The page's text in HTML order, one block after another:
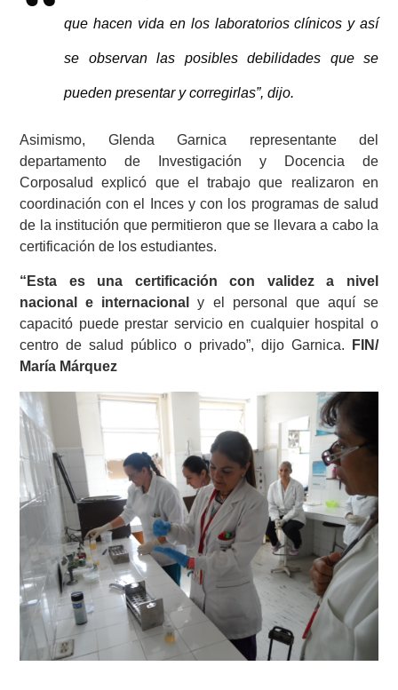
que hacen vida en los laboratorios clínicos y así
se observan las posibles debilidades que se
pueden presentar y corregirlas”, dijo.
Asimismo, Glenda Garnica representante del
departamento de Investigación y Docencia de
Corposalud explicó que el trabajo que realizaron en
coordinación con el Inces y con los programas de salud
de la institución que permitieron que se llevara a cabo la
certificación de los estudiantes.
“Esta es una certificación con validez a nivel
nacional e internacional
y el personal que aquí se
capacitó puede prestar servicio en cualquier hospital o
centro de salud público o privado”, dijo Garnica.
FIN/
María Márquez